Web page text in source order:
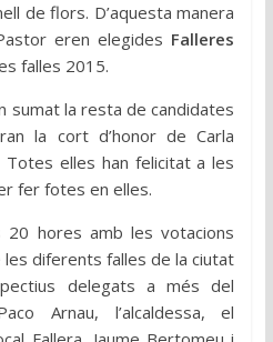
de flors. D’aquesta manera
eren elegides Falleres
falles 2015.
sumat la resta de candidates
la cort d’honor de Carla
Totes elles han felicitat a les
fer fotes en elles.
20 hores amb les votacions
diferents falles de la ciutat
delegats a més del
Arnau, l’alcaldessa, el